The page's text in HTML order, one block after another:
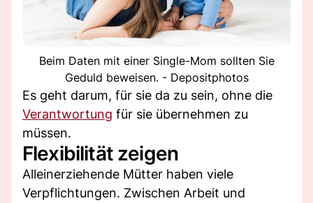
Beim Daten mit einer Single-Mom sollten Sie
Geduld beweisen. - Depositphotos
Es geht darum, für sie da zu sein, ohne die
Verantwortung für sie übernehmen zu
müssen.
Flexibilität zeigen
Alleinerziehende Mütter haben viele
Verpflichtungen. Zwischen Arbeit und